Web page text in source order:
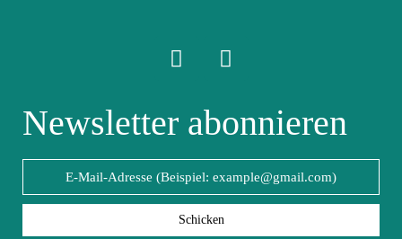
Vorstellungsgespräch
mit einem feuchten
Mikrofasertuch
Fest Fest
Newsletter abonnieren
Schicken